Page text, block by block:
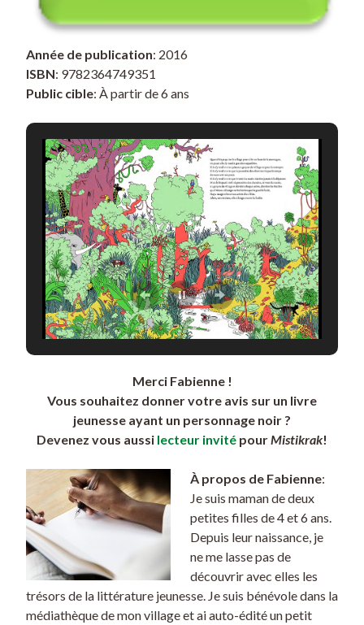
Année de publication: 2016
ISBN: 9782364749351
Public cible: À partir de 6 ans
Merci Fabienne !
Vous souhaitez donner votre avis sur un livre
jeunesse ayant un personnage noir ?
Devenez vous aussi lecteur invité pourMistikrak!
À propos de Fabienne:
Je suis maman de deux
petites filles de 4 et 6 ans.
Depuis leur naissance, je
ne me lasse pas de
découvrir avec elles les
trésors de la littérature jeunesse. Je suis bénévole dans la
médiathèque de mon village et ai auto-édité un petit